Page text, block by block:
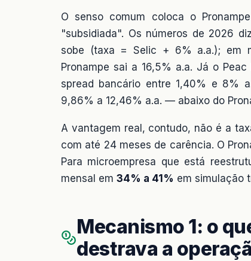
O senso comum coloca o
"subsidiada". Os números de 2026
sobe (taxa = Selic + 6% a.a.); em
Pronampe sai a 16,5% a.a. Já o
spread bancário entre 1,40% e 8%
9,86% a 12,46% a.a. — abaixo do
A vantagem real, contudo, não é a
com até 24 meses de carência. O
Para microempresa que está
mensal em 34% a 41% em simulação
Mecanismo 1: o
destrava a